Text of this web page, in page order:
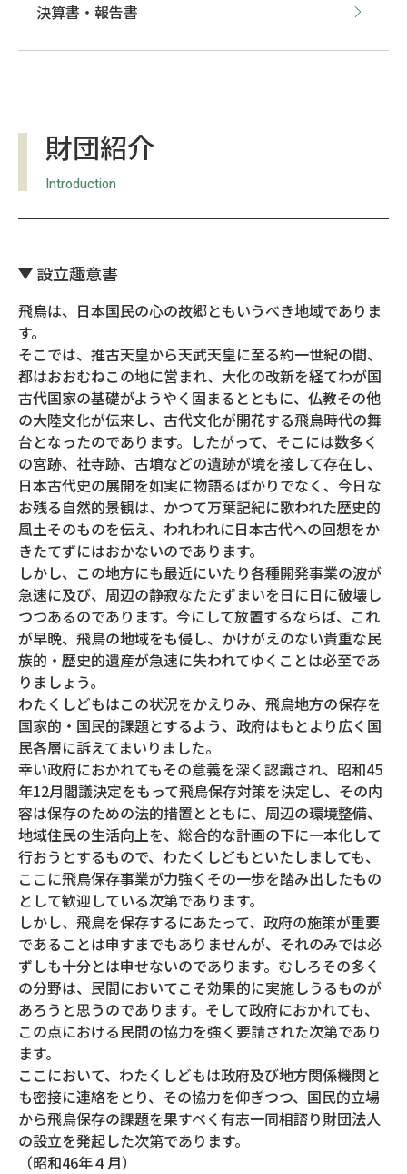
決算書・報告書
財団紹介
Introduction
設立趣意書
飛鳥は、日本国民の心の故郷ともいうべき地域でありま
す。
そこでは、推古天皇から天武天皇に至る約一世紀の間、
都はおおむねこの地に営まれ、大化の改新を経てわが国
古代国家の基礎がようやく固まるとともに、仏教その他
の大陸文化が伝来し、古代文化が開花する飛鳥時代の舞
台となったのであります。したがって、そこには数多く
の宮跡、社寺跡、古墳などの遺跡が境を接して存在し、
日本古代史の展開を如実に物語るばかりでなく、今日な
お残る自然的景観は、かつて万葉記紀に歌われた歴史的
風土そのものを伝え、われわれに日本古代への回想をか
きたてずにはおかないのであります。
しかし、この地方にも最近にいたり各種開発事業の波が
急速に及び、周辺の静寂なたたずまいを日に日に破壊し
つつあるのであります。今にして放置するならば、これ
が早晩、飛鳥の地域をも侵し、かけがえのない貴重な民
族的・歴史的遺産が急速に失われてゆくことは必至であ
りましょう。
わたくしどもはこの状況をかえりみ、飛鳥地方の保存を
国家的・国民的課題とするよう、政府はもとより広く国
民各層に訴えてまいりました。
幸い政府におかれてもその意義を深く認識され、昭和45
年12月閣議決定をもって飛鳥保存対策を決定し、その内
容は保存のための法的措置とともに、周辺の環境整備、
地域住民の生活向上を、総合的な計画の下に一本化して
行おうとするもので、わたくしどもといたしましても、
ここに飛鳥保存事業が力強くその一歩を踏み出したもの
として歓迎している次第であります。
しかし、飛鳥を保存するにあたって、政府の施策が重要
であることは申すまでもありませんが、それのみでは必
ずしも十分とは申せないのであります。むしろその多く
の分野は、民間においてこそ効果的に実施しうるものが
あろうと思うのであります。そして政府におかれても、
この点における民間の協力を強く要請された次第であり
ます。
ここにおいて、わたくしどもは政府及び地方関係機関と
も密接に連絡をとり、その協力を仰ぎつつ、国民的立場
から飛鳥保存の課題を果すべく有志一同相諮り財団法人
の設立を発起した次第であります。
（昭和46年４月）